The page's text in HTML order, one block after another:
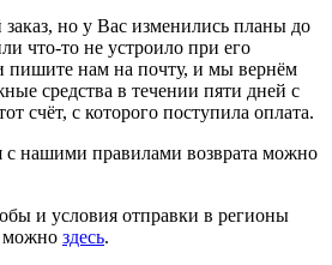
но у Вас изменились планы до
что-то не устроило при его
пишите нам на почту, и мы вернём
средства в течении пяти дней с
счёт, с которого поступила оплата.
с нашими правилами возврата можно
и условия отправки в регионы
можно здесь.